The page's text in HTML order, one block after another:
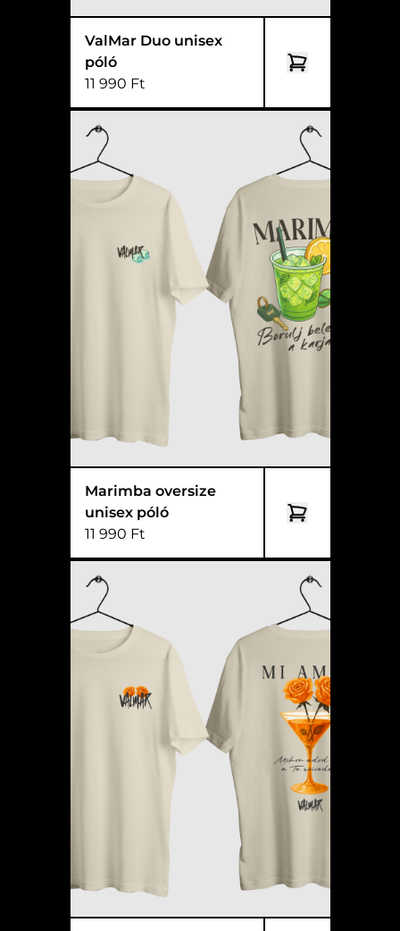
ValMar Duo unisex
póló
11 990 Ft
Marimba oversize
unisex póló
11 990 Ft